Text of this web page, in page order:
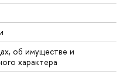
об имуществе и
характера